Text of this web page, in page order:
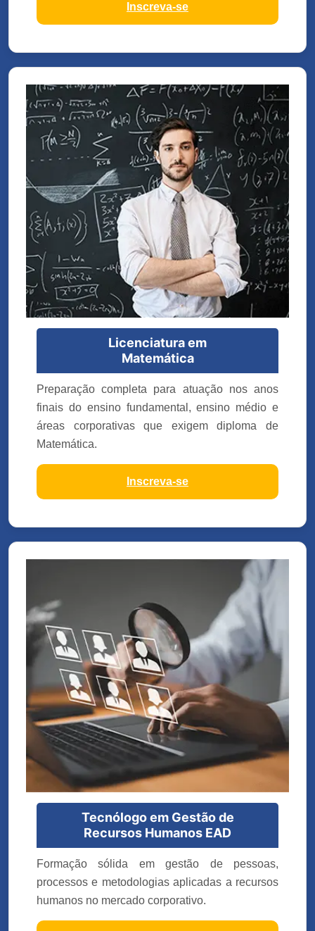
Inscreva-se
Licenciatura em
Matemática
Preparação completa para atuação nos anos
finais do ensino fundamental, ensino médio e
áreas corporativas que exigem diploma de
Matemática.
Inscreva-se
Tecnólogo em Gestão de
Recursos Humanos EAD
Formação sólida em gestão de pessoas,
processos e metodologias aplicadas a recursos
humanos no mercado corporativo.